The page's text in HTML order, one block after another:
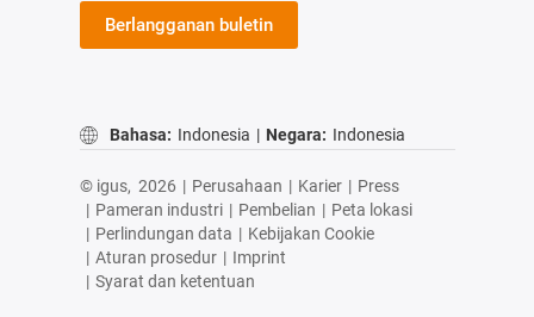
Berlangganan buletin
Bahasa: Indonesia | Negara: Indonesia
© igus, 2026 | Perusahaan | Karier | Press
| Pameran industri | Pembelian | Peta lokasi
| Perlindungan data | Kebijakan Cookie
| Aturan prosedur | Imprint
| Syarat dan ketentuan